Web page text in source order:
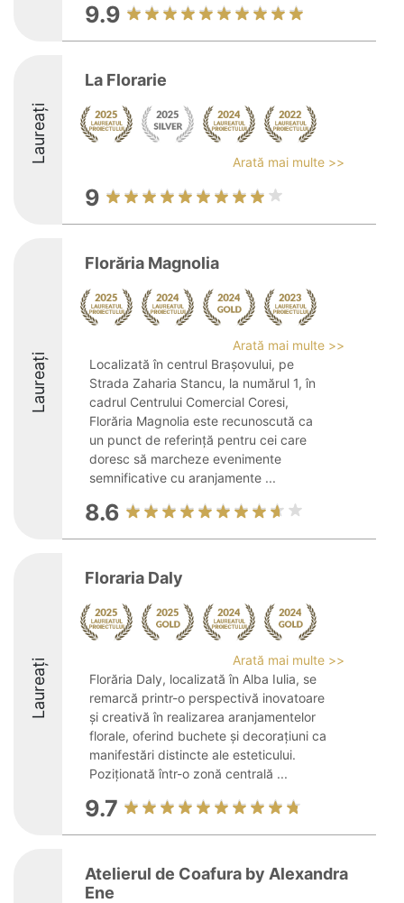
9.9
Laureați
La Florarie
Arată mai multe >>
9
Laureați
Florăria Magnolia
Arată mai multe >>
Localizată în centrul Brașovului, pe
Strada Zaharia Stancu, la numărul 1, în
cadrul Centrului Comercial Coresi,
Florăria Magnolia este recunoscută ca
un punct de referință pentru cei care
doresc să marcheze evenimente
semnificative cu aranjamente ...
8.6
Laureați
Floraria Daly
Arată mai multe >>
Florăria Daly, localizată în Alba Iulia, se
remarcă printr-o perspectivă inovatoare
și creativă în realizarea aranjamentelor
florale, oferind buchete și decorațiuni ca
manifestări distincte ale esteticului.
Poziționată într-o zonă centrală ...
9.7
Atelierul de Coafura by Alexandra
Ene